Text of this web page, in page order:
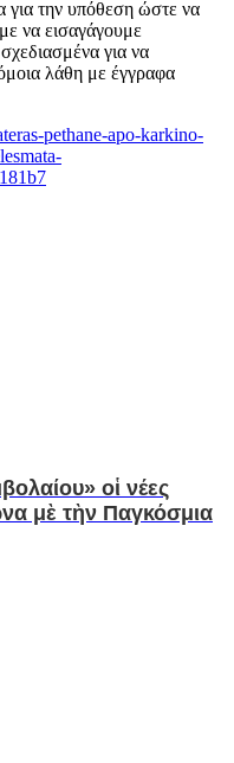
για την υπόθεση ώστε να
να εισαγάγουμε
για να
λάθη με έγγραφα
pethane-apo-karkino-
οἱ νέες
μὲ τὴν Παγκόσμια